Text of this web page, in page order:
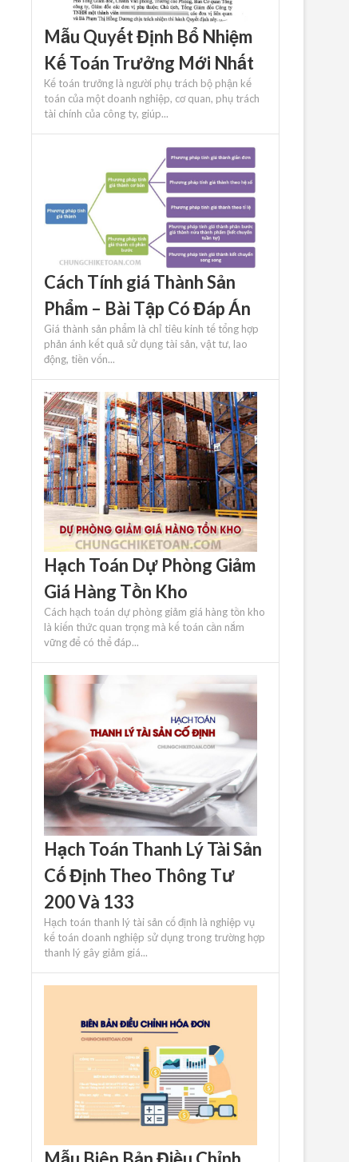
Mẫu Quyết Định Bổ Nhiệm
Kế Toán Trưởng Mới Nhất
Kế toán trưởng là người phụ trách bộ phận kế
toán của một doanh nghiệp, cơ quan, phụ trách
tài chính của công ty, giúp...
Cách Tính giá Thành Sản
Phẩm – Bài Tập Có Đáp Án
Giá thành sản phẩm là chỉ tiêu kinh tế tổng hợp
phản ánh kết quả sử dụng tài sản, vật tư, lao
động, tiền vốn...
Hạch Toán Dự Phòng Giảm
Giá Hàng Tồn Kho
Cách hạch toán dự phòng giảm giá hàng tồn kho
là kiến ​​thức quan trọng mà kế toán cần nắm
vững để có thể đáp...
Hạch Toán Thanh Lý Tài Sản
Cố Định Theo Thông Tư
200 Và 133
Hạch toán thanh lý tài sản cố định là nghiệp vụ
kế toán doanh nghiệp sử dụng trong trường hợp
thanh lý gây giảm giá...